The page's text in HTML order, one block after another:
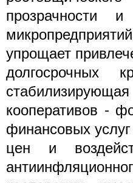
прозрачности
упрощает
кооперативов -
финансовых
цен и